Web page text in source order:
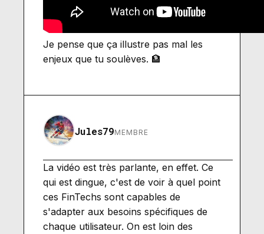
Je pense que ça illustre pas mal les
enjeux que tu soulèves. 🏦
Jules79MEMBRE
La vidéo est très parlante, en effet. Ce
qui est dingue, c'est de voir à quel point
ces FinTechs sont capables de
s'adapter aux besoins spécifiques de
chaque utilisateur. On est loin des